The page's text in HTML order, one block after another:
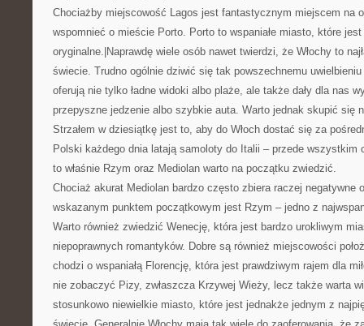
Chociażby miejscowość Lagos jest fantastycznym miejscem na
wspomnieć o mieście Porto. Porto to wspaniałe miasto, które
oryginalne.|Naprawdę wiele osób nawet twierdzi, że Włochy to
świecie. Trudno ogólnie dziwić się tak powszechnemu uwielbieniu
oferują nie tylko ładne widoki albo plaże, ale także dały dla nas
przepyszne jedzenie albo szybkie auta. Warto jednak skupić się
Strzałem w dziesiątkę jest to, aby do Włoch dostać się za
Polski każdego dnia latają samoloty do Italii – przede wszystkim
to właśnie Rzym oraz Mediolan warto na początku zwiedzić.
Chociaż akurat Mediolan bardzo często zbiera raczej negatywne
wskazanym punktem początkowym jest Rzym – jedno z
Warto również zwiedzić Wenecję, która jest bardzo urokliwym
niepoprawnych romantyków. Dobre są również miejscowości
chodzi o wspaniałą Florencję, która jest prawdziwym rajem dla
nie zobaczyć Pizy, zwłaszcza Krzywej Wieży, lecz także warta
stosunkowo niewielkie miasto, które jest jednakże jednym z